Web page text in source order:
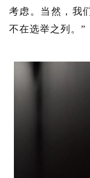
考虑。当然，我
不在选举之列。 ”